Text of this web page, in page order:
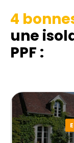
4
une
PPF :